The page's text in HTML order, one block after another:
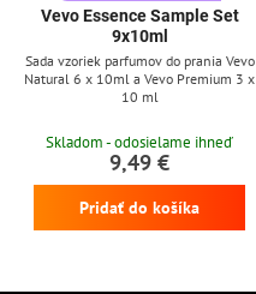
Vevo Essence Sample Set
9x10ml
Sada vzoriek parfumov do prania Vevo
Natural 6 x 10ml a Vevo Premium 3 x
10 ml
Skladom - odosielame ihneď
9,49 €
Pridať do košíka